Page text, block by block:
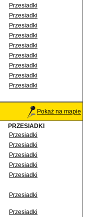
Przesiadki
Przesiadki
Przesiadki
Przesiadki
Przesiadki
Przesiadki
Przesiadki
Przesiadki
Przesiadki
Pokaż na mapie
PRZESIADKI
Przesiadki
Przesiadki
Przesiadki
Przesiadki
Przesiadki
Przesiadki
Przesiadki